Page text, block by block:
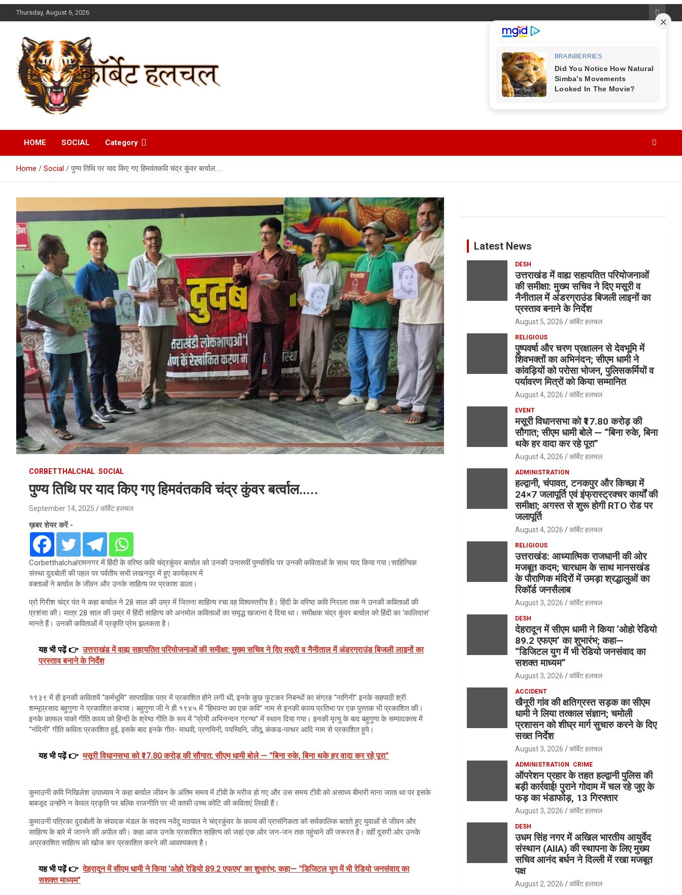
to
Thursday, August 6, 2026
Corbett Halchal (कॉर्बेट
हलचल)
HOME SOCIAL Category
Home Social पुण्य तिथि पर याद किए गए हिमवंतकवि चंद्र कुंवर बर्त्वाल…..
CORBETTHALCHAL SOCIAL
पुण्य तिथि पर याद किए गए हिमवंतकवि चंद्र कुंवर बर्त्वाल…..
September 14, 2025 कॉर्बेट हलचल
ख़बर शेयर करें -
Corbetthalchalरामनगर में हिंदी के वरिष्ठ कवि चंद्रकुंवर बर्त्वाल को उनकी उनासवीं पुण्यतिथि पर उनकी कविताओं के साथ याद किया गया।साहित्यिक
संस्था दुदबोली की पहल पर पर्वतीय सभी लखनपुर में हुए कार्यक्रम में
वक्ताओं ने बर्त्वाल के जीवन और उनके साहित्य पर प्रकाश डाला।
प्रो गिरीश चंद्र पंत ने कहा बर्त्वाल ने 28 साल की उम्र में जितना साहित्य रचा वह विश्वस्तरीय है। हिंदी के वरिष्ठ कवि निराला तक ने उनकी कविताओं की
प्रशंसा की। मात्र 28 साल की उम्र में हिंदी साहित्य को अनमोल कविताओं का समृद्ध खजाना दे दिया था। समीक्षक चंद्र कुंवर बर्त्वाल को हिंदी का ‘कालिदास’
मानते हैं। उनकी कविताओं में प्रकृति प्रेम झलकता है।
यह भी पढ़ें 👉 उत्तराखंड में वाह्य सहायतित परियोजनाओं की समीक्षा: मुख्य सचिव ने दिए मसूरी व नैनीताल में अंडरग्राउंड बिजली लाइनों का
प्रस्ताव बनाने के निर्देश
१९३९ में ही इनकी कवितायें “कर्मभूमि” साप्ताहिक पत्र में प्रकाशित होने लगी थी, इनके कुछ फुटकर निबन्धों का संग्रह “नागिनी” इनके सहपाठी श्री
शम्भूप्रसाद बहुगुणा ने प्रकाशित कराया। बहुगुणा जी ने ही १९४५ में “हिमवन्त का एक कवि” नाम से इनकी काव्य प्रतिभा पर एक पुस्तक भी प्रकाशित की।
इनके काफल पाको गीति काव्य को हिन्दी के श्रेष्ठ गीति के रूप में “प्रेमी अभिनन्दन ग्रन्थ” में स्थान दिया गया। इनकी मृत्यु के बाद बहुगुणा के सम्पादकत्व में
“नंदिनी” गीति कविता प्रकाशित हुई, इसके बाद इनके गीत- माधवी, प्रणयिनी, पयस्विनि, जीतू, कंकड-पत्थर आदि नाम से प्रकाशित हुये।
यह भी पढ़ें 👉 मसूरी विधानसभा को ₹17.80 करोड़ की सौगात; सीएम धामी बोले — "बिना रुके, बिना थके हर वादा कर रहे पूरा"
कुमाउनी कवि निखिलेश उपाध्याय ने कहा बर्त्वाल जीवन के अंतिम समय में टीवी के मरीज हो गए और उस समय टीवी को असाध्य बीमारी माना जाता था पर इसके
बाबजूद उन्होंने न केवल प्रकृति पर बल्कि राजनीति पर भी काफी उच्च कोटि की कविताएं लिखी हैं।
कुमाउनी पत्रिका दुदबोली के संपादक मंडल के सदस्य नवेंदु मठपाल ने चंद्रकुंवर के काव्य की प्रासंगिकता को सर्वकालिक बताते हुए युवाओं से जीवन और
साहित्य के बारे में जानने की अपील की। कहा आज उनके प्रकाशित साहित्य को जहां एक ओर जन-जन तक पहुंचाने की जरूरत है। वहीं दूसरी ओर उनके
अप्रकाशित साहित्य को खोज कर प्रकाशित करने की आवश्यकता है।
यह भी पढ़ें 👉 देहरादून में सीएम धामी ने किया 'ओहो रेडियो 89.2 एफएम' का शुभारंभ; कहा— "डिजिटल युग में भी रेडियो जनसंवाद का
सशक्त माध्यम"
Latest News
DESH
उत्तराखंड में वाह्य सहायतित परियोजनाओं
की समीक्षा: मुख्य सचिव ने दिए मसूरी व
नैनीताल में अंडरग्राउंड बिजली लाइनों का
प्रस्ताव बनाने के निर्देश
August 5, 2026 कॉर्बेट हलचल
RELIGIOUS
पुष्पवर्षा और चरण प्रक्षालन से देवभूमि में
शिवभक्तों का अभिनंदन; सीएम धामी ने
कांवड़ियों को परोसा भोजन, पुलिसकर्मियों व
पर्यावरण मित्रों को किया सम्मानित
August 4, 2026 कॉर्बेट हलचल
EVENT
मसूरी विधानसभा को ₹17.80 करोड़ की
सौगात; सीएम धामी बोले — “बिना रुके, बिना
थके हर वादा कर रहे पूरा”
August 4, 2026 कॉर्बेट हलचल
ADMINISTRATION
हल्द्वानी, चंपावत, टनकपुर और किच्छा में
24×7 जलापूर्ति एवं इंफ्रास्ट्रक्चर कार्यों की
समीक्षा; अगस्त से शुरू होगी RTO रोड पर
जलापूर्ति
August 4, 2026 कॉर्बेट हलचल
RELIGIOUS
उत्तराखंड: आध्यात्मिक राजधानी की ओर
मजबूत कदम; चारधाम के साथ मानसखंड
के पौराणिक मंदिरों में उमड़ा श्रद्धालुओं का
रिकॉर्ड जनसैलाब
August 3, 2026 कॉर्बेट हलचल
DESH
देहरादून में सीएम धामी ने किया ‘ओहो रेडियो
89.2 एफएम’ का शुभारंभ; कहा—
“डिजिटल युग में भी रेडियो जनसंवाद का
सशक्त माध्यम”
August 3, 2026 कॉर्बेट हलचल
ACCIDENT
खैनूरी गांव की क्षतिग्रस्त सड़क का सीएम
धामी ने लिया तत्काल संज्ञान; चमोली
प्रशासन को शीघ्र मार्ग सुचारु करने के दिए
सख्त निर्देश
August 3, 2026 कॉर्बेट हलचल
ADMINISTRATION CRIME
ऑपरेशन प्रहार के तहत हल्द्वानी पुलिस की
बड़ी कार्रवाई! पुराने गोदाम में चल रहे जुए के
फड़ का भंडाफोड़, 13 गिरफ्तार
August 3, 2026 कॉर्बेट हलचल
DESH
उधम सिंह नगर में अखिल भारतीय आयुर्वेद
संस्थान (AIIA) की स्थापना के लिए मुख्य
सचिव आनंद बर्धन ने दिल्ली में रखा मजबूत
पक्ष
August 2, 2026 कॉर्बेट हलचल